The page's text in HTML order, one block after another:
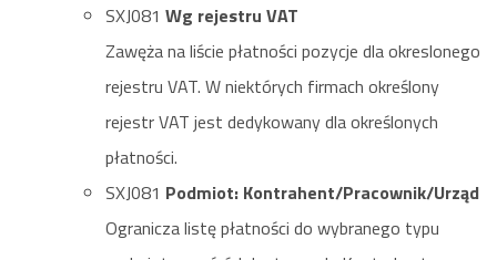
SXJ081 Wg rejestru VAT
Zawęża na liście płatności pozycje dla okreslonego
rejestru VAT. W niektórych firmach określony
rejestr VAT jest dedykowany dla określonych
płatności.
SXJ081 Podmiot: Kontrahent/Pracownik/Urząd
Ogranicza listę płatności do wybranego typu